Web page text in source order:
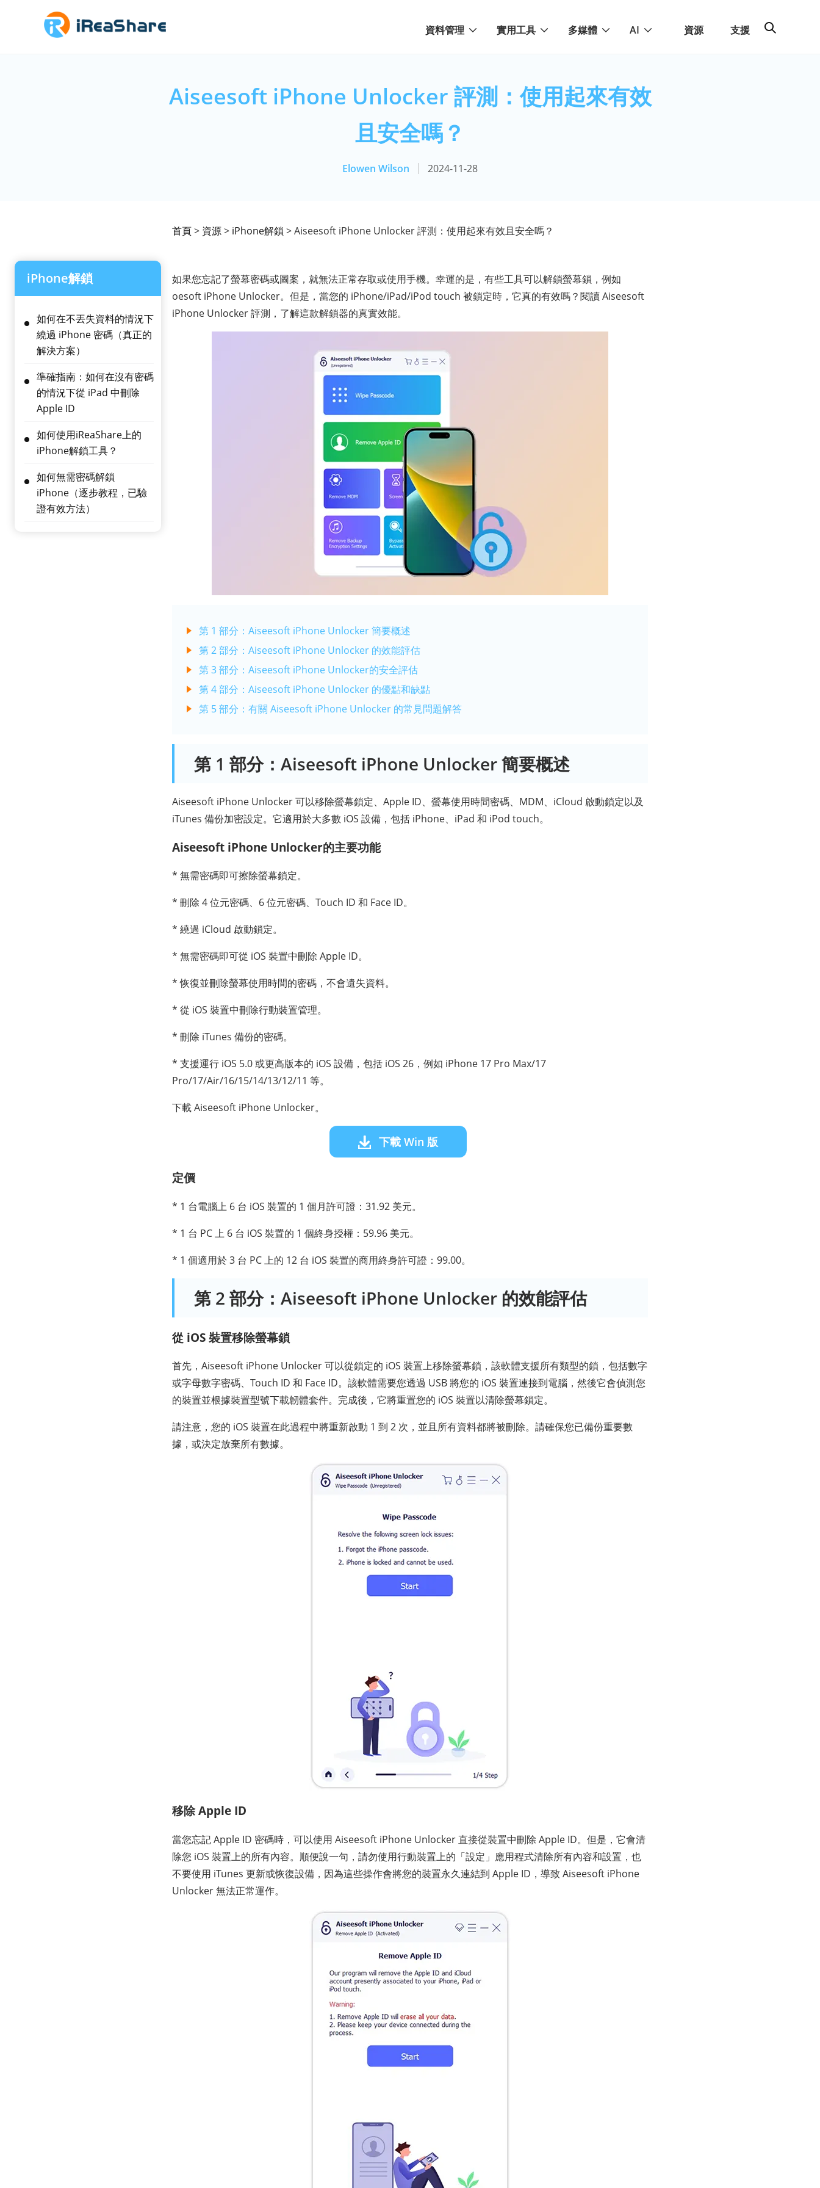
資料管理 實用工具 多媒體 AI 資源 支援
Aiseesoft iPhone Unlocker 評測：使用起來有效
且安全嗎？
Elowen Wilson 2024-11-28
首頁> 資源> iPhone解鎖 > Aiseesoft iPhone Unlocker 評測：使用起來有效且安全嗎？
iPhone解鎖
如何在不丟失資料的情況下
繞過 iPhone 密碼（真正的
解決方案）
準確指南：如何在沒有密碼
的情況下從 iPad 中刪除
Apple ID
如何使用iReaShare上的
iPhone解鎖工具？
如何無需密碼解鎖
iPhone（逐步教程，已驗
證有效方法）
如果您忘記了螢幕密碼或圖案，就無法正常存取或使用手機。幸運的是，有些工具可以解鎖螢幕鎖，例如
oesoft iPhone Unlocker。但是，當您的 iPhone/iPad/iPod touch 被鎖定時，它真的有效嗎？閱讀 Aiseesoft
iPhone Unlocker 評測，了解這款解鎖器的真實效能。
第 1 部分：Aiseesoft iPhone Unlocker 簡要概述
第 2 部分：Aiseesoft iPhone Unlocker 的效能評估
第 3 部分：Aiseesoft iPhone Unlocker的安全評估
第 4 部分：Aiseesoft iPhone Unlocker 的優點和缺點
第 5 部分：有關 Aiseesoft iPhone Unlocker 的常見問題解答
第 1 部分：Aiseesoft iPhone Unlocker 簡要概述
Aiseesoft iPhone Unlocker 可以移除螢幕鎖定、Apple ID、螢幕使用時間密碼、MDM、iCloud 啟動鎖定以及
iTunes 備份加密設定。它適用於大多數 iOS 設備，包括 iPhone、iPad 和 iPod touch。
Aiseesoft iPhone Unlocker的主要功能
* 無需密碼即可擦除螢幕鎖定。
* 刪除 4 位元密碼、6 位元密碼、Touch ID 和 Face ID。
* 繞過 iCloud 啟動鎖定。
* 無需密碼即可從 iOS 裝置中刪除 Apple ID。
* 恢復並刪除螢幕使用時間的密碼，不會遺失資料。
* 從 iOS 裝置中刪除行動裝置管理。
* 刪除 iTunes 備份的密碼。
* 支援運行 iOS 5.0 或更高版本的 iOS 設備，包括 iOS 26，例如 iPhone 17 Pro Max/17
Pro/17/Air/16/15/14/13/12/11 等。
下載 Aiseesoft iPhone Unlocker。
下載 Win 版
定價
* 1 台電腦上 6 台 iOS 裝置的 1 個月許可證：31.92 美元。
* 1 台 PC 上 6 台 iOS 裝置的 1 個終身授權：59.96 美元。
* 1 個適用於 3 台 PC 上的 12 台 iOS 裝置的商用終身許可證：99.00。
第 2 部分：Aiseesoft iPhone Unlocker 的效能評估
從 iOS 裝置移除螢幕鎖
首先，Aiseesoft iPhone Unlocker 可以從鎖定的 iOS 裝置上移除螢幕鎖，該軟體支援所有類型的鎖，包括數字
或字母數字密碼、Touch ID 和 Face ID。該軟體需要您透過 USB 將您的 iOS 裝置連接到電腦，然後它會偵測您
的裝置並根據裝置型號下載韌體套件。完成後，它將重置您的 iOS 裝置以清除螢幕鎖定。
請注意，您的 iOS 裝置在此過程中將重新啟動 1 到 2 次，並且所有資料都將被刪除。請確保您已備份重要數
據，或決定放棄所有數據。
移除 Apple ID
當您忘記 Apple ID 密碼時，可以使用 Aiseesoft iPhone Unlocker 直接從裝置中刪除 Apple ID。但是，它會清
除您 iOS 裝置上的所有內容。順便說一句，請勿使用行動裝置上的「設定」應用程式清除所有內容和設置，也
不要使用 iTunes 更新或恢復設備，因為這些操作會將您的裝置永久連結到 Apple ID，導致 Aiseesoft iPhone
Unlocker 無法正常運作。